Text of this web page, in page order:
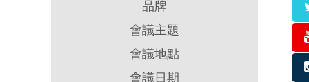
品牌
會議主題
會議地點
會議日期